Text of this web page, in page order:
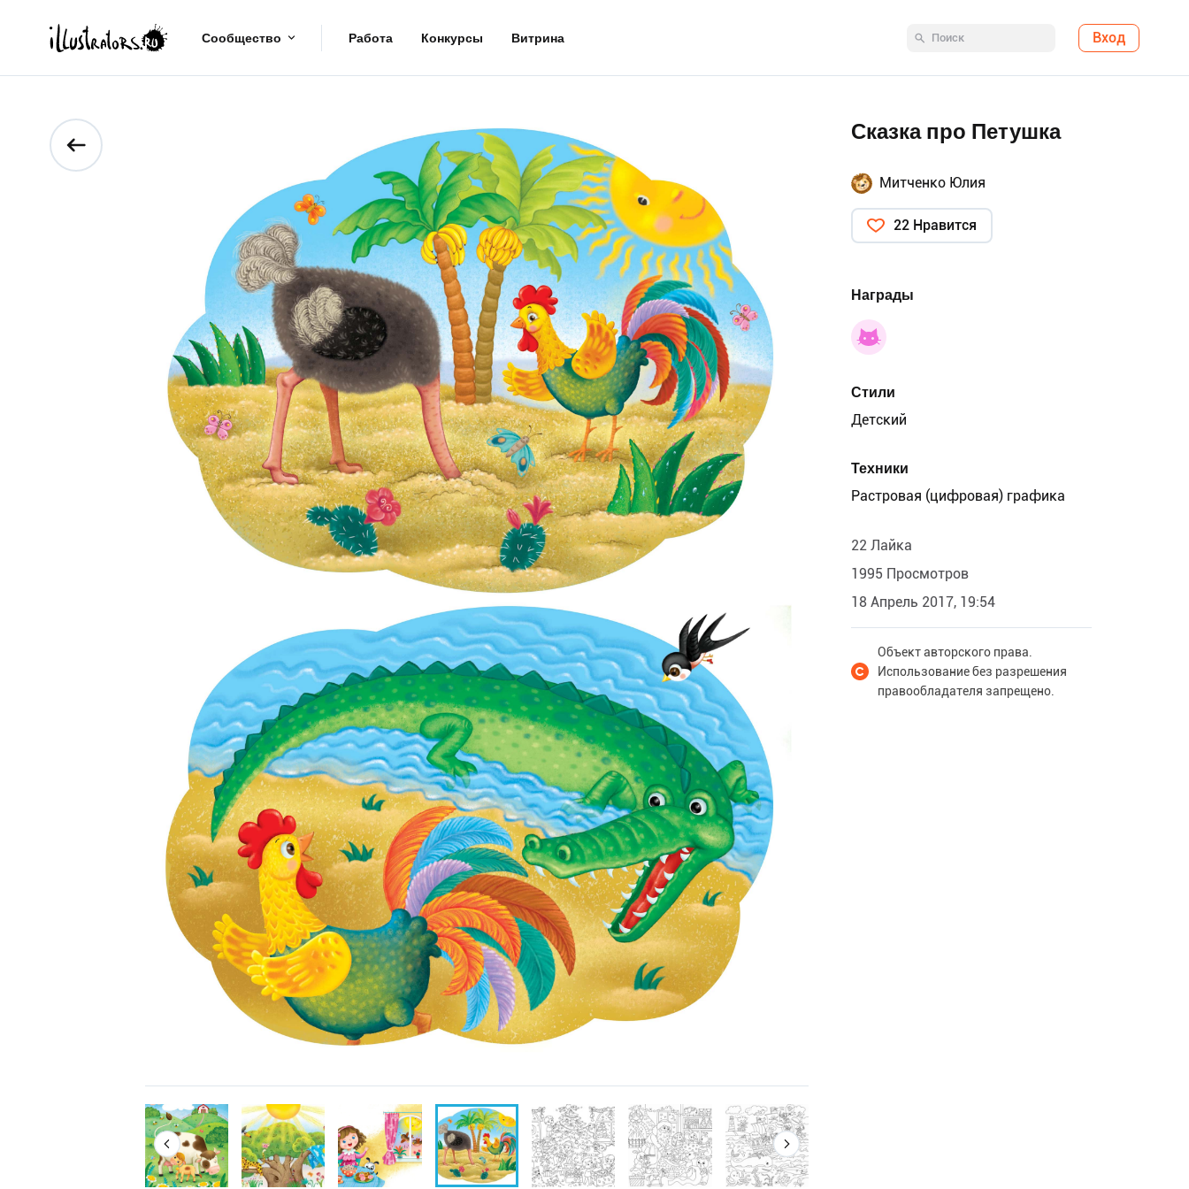
Сообщество Работа Конкурсы Витрина Вход
Сказка про Петушка
Митченко Юлия
22 Нравится
Награды
Стили
Детский
Техники
Растровая (цифровая) графика
22 Лайка
1995 Просмотров
18 Апрель 2017, 19:54
Объект авторского права.
Использование без разрешения
правообладателя запрещено.